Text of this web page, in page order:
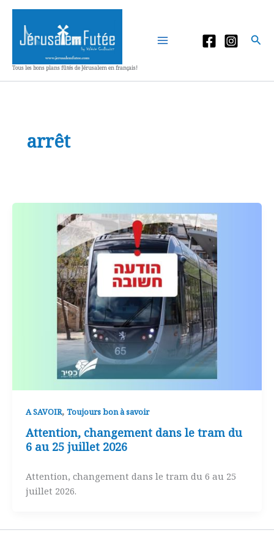
Aller
contenu
Tous les bons plans fûtés de Jérusalem en français!
arrêt
A SAVOIR, Toujours bon à savoir
Attention, changement dans le tram du
6 au 25 juillet 2026
Attention, changement dans le tram du 6 au 25
juillet 2026.